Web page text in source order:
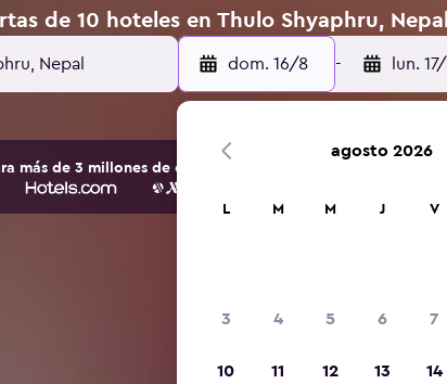
de 10 hoteles en Thulo Shyaphru, Nepal
dom. 16/8 - lun.
más de 3 millones de opciones de hoteles y alojamientos.
agosto 2026
L M M J V
3 4 5 6 7
10 11 12 13 14